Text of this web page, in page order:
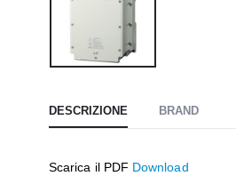
DESCRIZIONE BRAND
Scarica il PDF Download